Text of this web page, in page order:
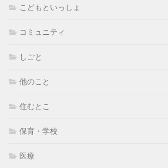
こどもといっしょ
コミュニティ
しごと
他のこと
住むとこ
保育・学校
医療